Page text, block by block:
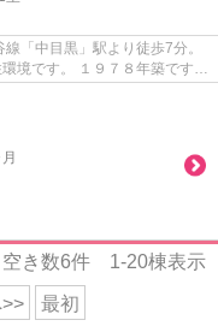
中目黒」駅より徒歩7分。
境です。 １９７８年築です
き数6件 1-20棟表示
最初